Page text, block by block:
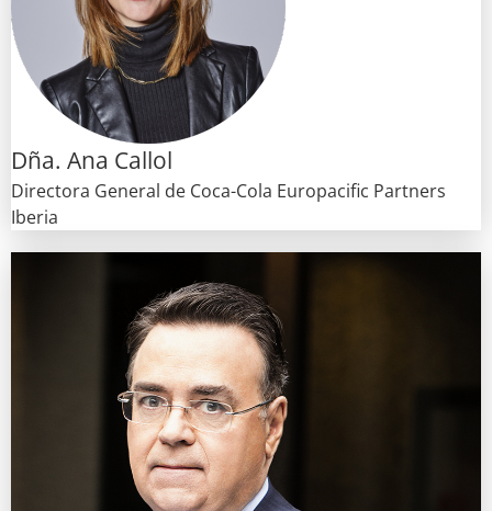
Dña. Ana Callol
Directora General de Coca-Cola Europacific Partners
Iberia